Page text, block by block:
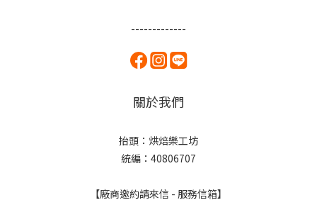
-------------
關於我們
抬頭：烘焙樂工坊
統編：40806707
【廠商邀約請來信 - 服務信箱】